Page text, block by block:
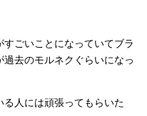
ごいことになっていてブラ
去のモルネクぐらいになっ
人には頑張ってもらいた